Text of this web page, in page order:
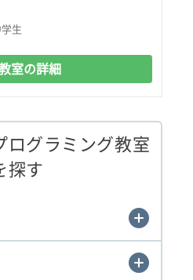
生
室の詳細
ログラミング教室
探す